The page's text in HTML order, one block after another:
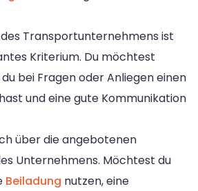
Transportunternehmens ist
Kriterium. Du möchtest
bei Fragen oder Anliegen einen
und eine gute Kommunikation
über die angebotenen
Unternehmens. Möchtest du
Beiladung nutzen, eine